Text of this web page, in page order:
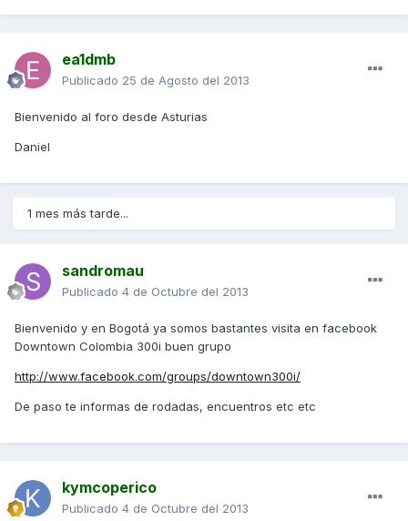
ea1dmb
Publicado 25 de Agosto del 2013
Bienvenido al foro desde Asturias
Daniel
1 mes más tarde...
sandromau
Publicado 4 de Octubre del 2013
Bienvenido y en Bogotá ya somos bastantes visita en facebook
Downtown Colombia 300i buen grupo
http://www.facebook.com/groups/downtown300i/
De paso te informas de rodadas, encuentros etc etc
kymcoperico
Publicado 4 de Octubre del 2013